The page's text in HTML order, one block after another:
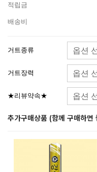
적립금
배송비
거트종류
거트장력
★리뷰약속★
추가구매상품 (함께 구매하면